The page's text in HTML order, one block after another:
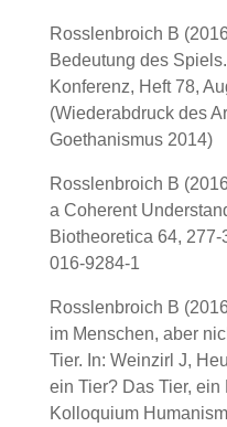
Rosslenbroich B
Bedeutung des
Konferenz, Heft 78,
(Wiederabdruck des
Goethanismus 2014)
Rosslenbroich B
a Coherent
Biotheoretica 64,
016-9284-1
Rosslenbroich B
im Menschen, aber
Tier. In: Weinzirl J,
ein Tier? Das Tier,
Kolloquium